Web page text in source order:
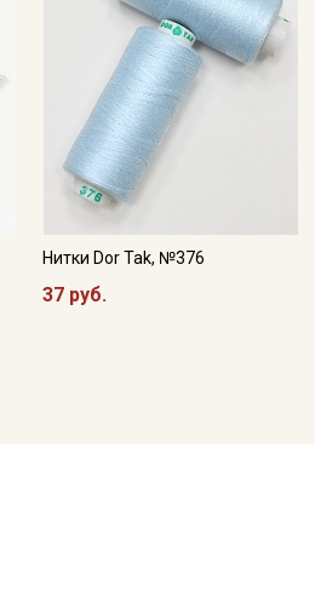
Нитки Dor Tak, №376
37 руб.